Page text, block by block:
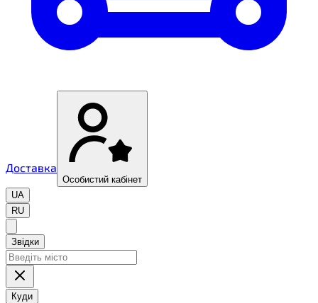
Доставка
Особистий кабінет
UA
RU
Звідки
Куди